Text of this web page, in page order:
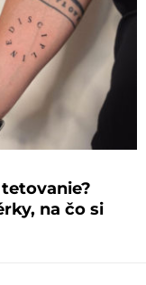
na čo si